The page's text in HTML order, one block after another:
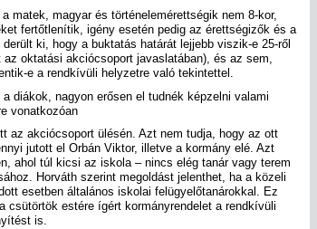
matek, magyar és történelemérettségik nem 8-kor,
fertőtlenítik, igény esetén pedig az érettségizők és a
ki, hogy a buktatás határát lejjebb viszik-e 25-ről
oktatási akciócsoport javaslatában), és az sem,
e a rendkívüli helyzetre való tekintettel.
diákok, nagyon erősen el tudnék képzelni valami
vonatkozóan
az akciócsoport ülésén. Azt nem tudja, hogy az ott
jutott el Orbán Viktor, illetve a kormány elé. Azt
ahol túl kicsi az iskola – nincs elég tanár vagy terem
Horváth szerint megoldást jelenthet, ha a közeli
esetben általános iskolai felügyelőtanárokkal. Ez
csütörtök estére ígért kormányrendelet a rendkívüli
is.